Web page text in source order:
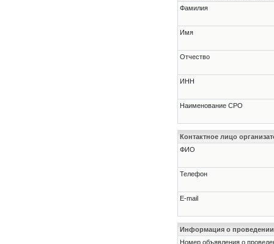
Фамилия
Имя
Отчество
ИНН
Наименование СРО
Контактное лицо
ФИО
Телефон
E-mail
Информация о проведении
Номер объявления о